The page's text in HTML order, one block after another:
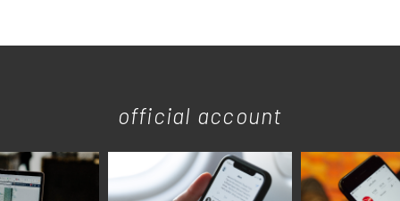
official account